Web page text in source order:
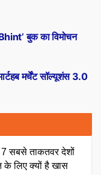
मर्चेंट सॉल्यूशंस 3.0
बुक का विमोचन
सबसे ताकतवर देशों
लिए क्यों है खास